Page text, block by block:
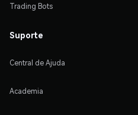
Trading Bots
Suporte
Central de Ajuda
Academia